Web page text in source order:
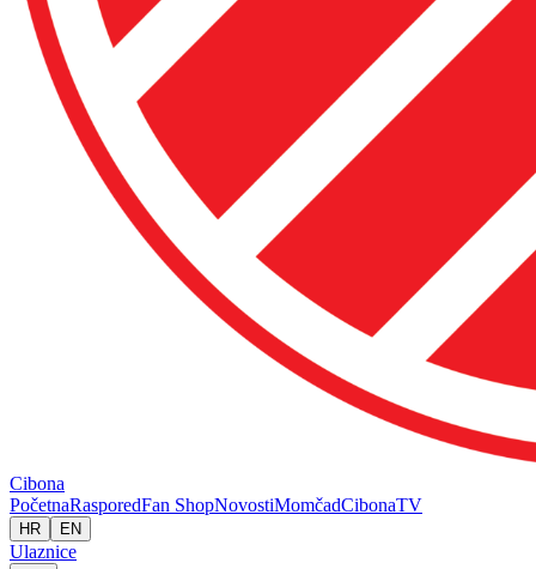
Cibona
PočetnaRasporedFan ShopNovostiMomčadCibonaTV
HR EN
Ulaznice